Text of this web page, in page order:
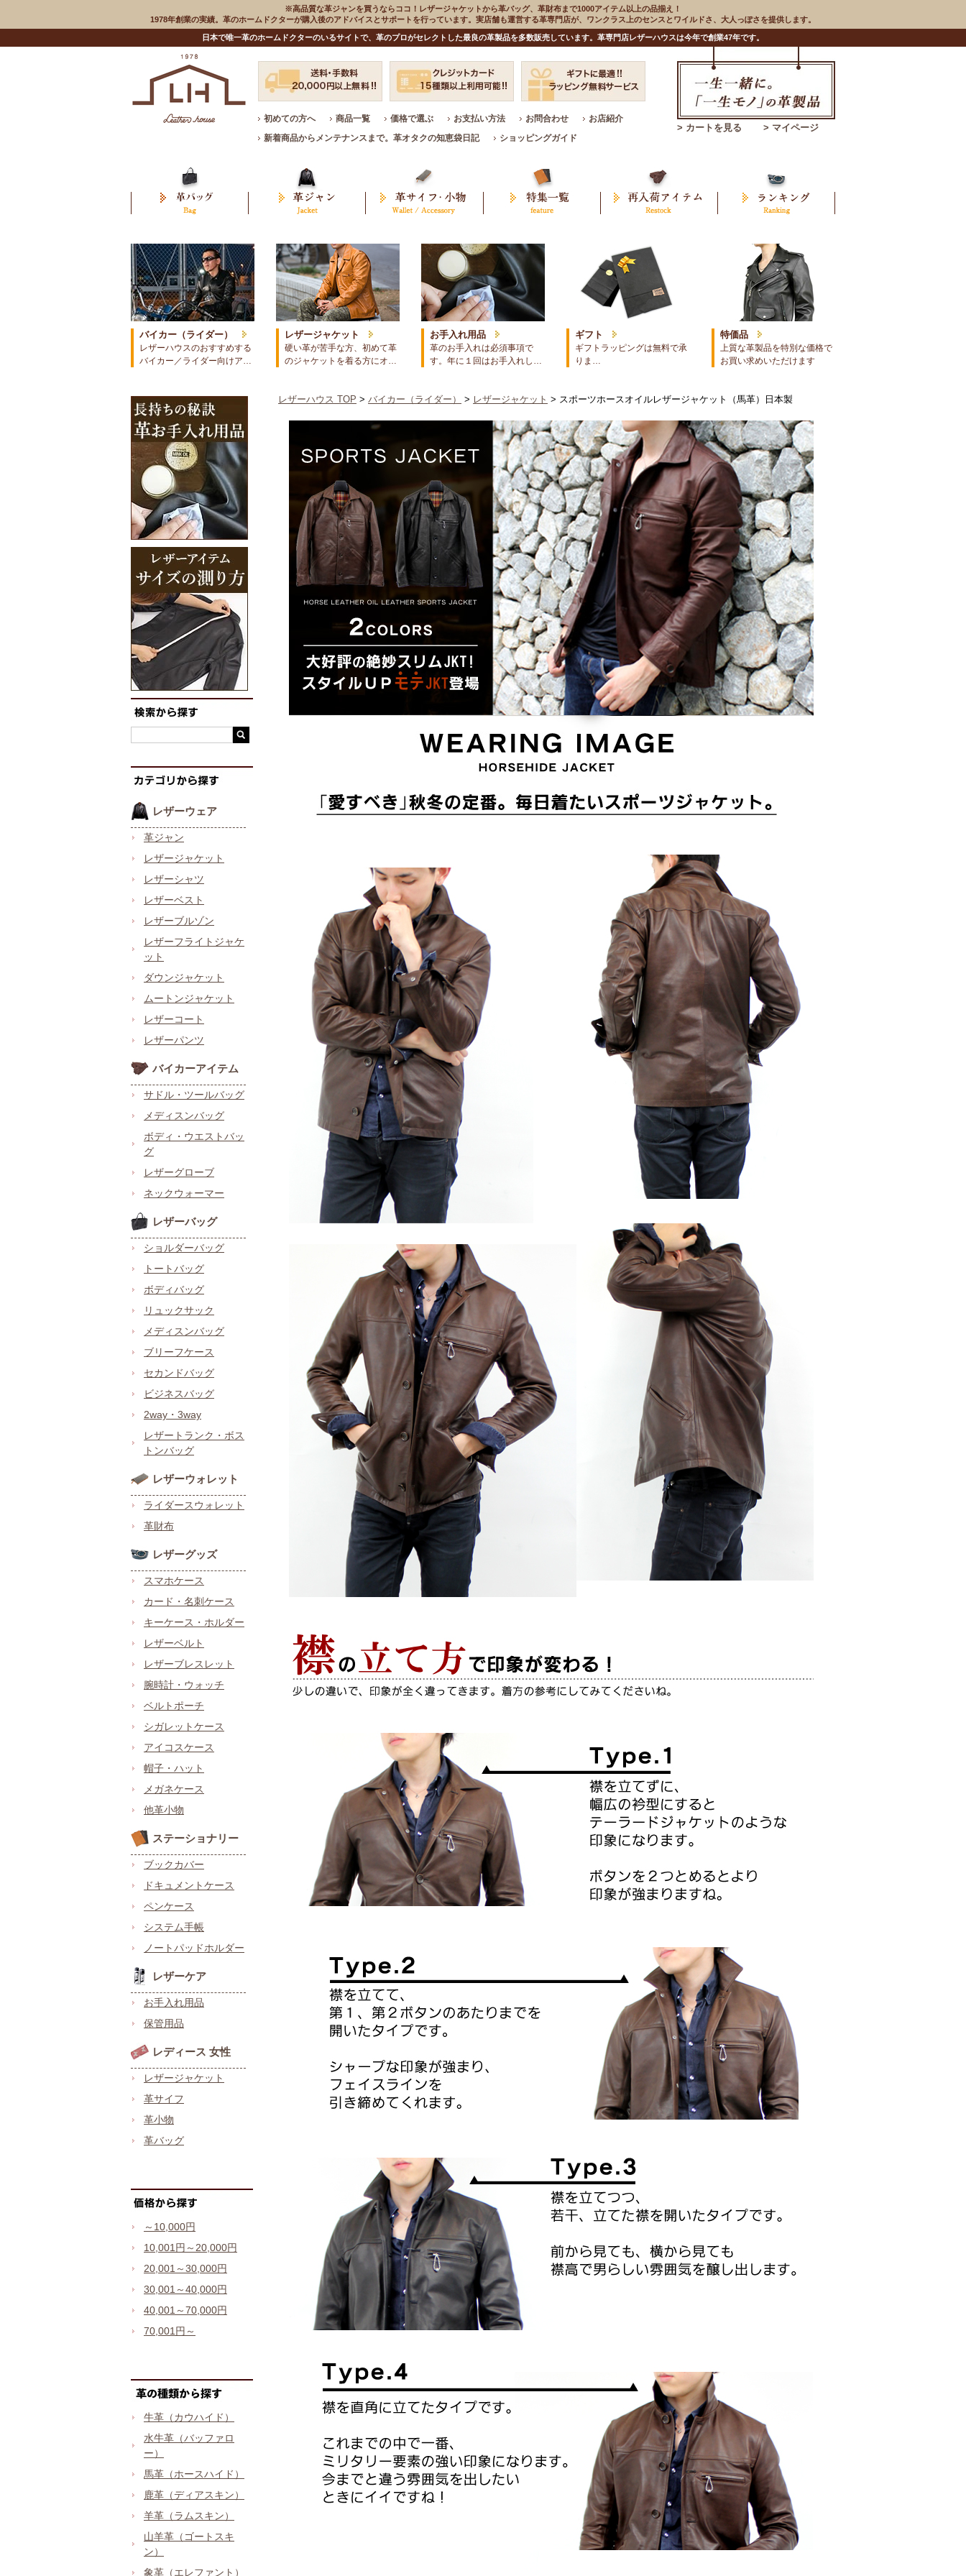
※高品質な革ジャンを買うならココ！レザージャケットから革バッグ、革財布まで1000アイテム以上の品揃え！
1978年創業の実績。革のホームドクターが購入後のアドバイスとサポートを行っています。実店舗も運営する革専門店が、ワンクラス上のセンスとワイルドさ、大人っぽさを提供します。
日本で唯一革のホームドクターのいるサイトで、革のプロがセレクトした最良の革製品を多数販売しています。革専門店レザーハウスは今年で創業47年です。
初めての方へ 商品一覧 価格で選ぶ お支払い方法 お問合わせ
お店紹介
新着商品からメンテナンスまで。革オタクの知恵袋日記
ショッピングガイド
> カートを見る > マイページ
バイカー（ライダー）
レザーハウスのおすすめする
バイカー／ライダー向けア…
レザージャケット
硬い革が苦手な方、初めて革
のジャケットを着る方にオ…
お手入れ用品
革のお手入れは必須事項で
す。年に１回はお手入れし…
ギフト
ギフトラッピングは無料で承
りま…
特価品
上質な革製品を特別な価格で
お買い求めいただけます
レザーウェア
革ジャン
レザージャケット
レザーシャツ
レザーベスト
レザーブルゾン
レザーフライトジャケ
ット
ダウンジャケット
ムートンジャケット
レザーコート
レザーパンツ
バイカーアイテム
サドル・ツールバッグ
メディスンバッグ
ボディ・ウエストバッ
グ
レザーグローブ
ネックウォーマー
レザーバッグ
ショルダーバッグ
トートバッグ
ボディバッグ
リュックサック
メディスンバッグ
ブリーフケース
セカンドバッグ
ビジネスバッグ
2way・3way
レザートランク・ボス
トンバッグ
レザーウォレット
ライダースウォレット
革財布
レザーグッズ
スマホケース
カード・名刺ケース
キーケース・ホルダー
レザーベルト
レザーブレスレット
腕時計・ウォッチ
ベルトポーチ
シガレットケース
アイコスケース
帽子・ハット
メガネケース
他革小物
ステーショナリー
ブックカバー
ドキュメントケース
ペンケース
システム手帳
ノートパッドホルダー
レザーケア
お手入れ用品
保管用品
レディース 女性
レザージャケット
革サイフ
革小物
革バッグ
～10,000円
10,001円～20,000円
20,001～30,000円
30,001～40,000円
40,001～70,000円
70,001円～
牛革（カウハイド）
水牛革（バッファロ
ー）
馬革（ホースハイド）
鹿革（ディアスキン）
羊革（ラムスキン）
山羊革（ゴートスキ
ン）
象革（エレファント）
レザーハウス TOP > バイカー（ライダー） > レザージャケット > スポーツホースオイルレザージャケット（馬革）日本製